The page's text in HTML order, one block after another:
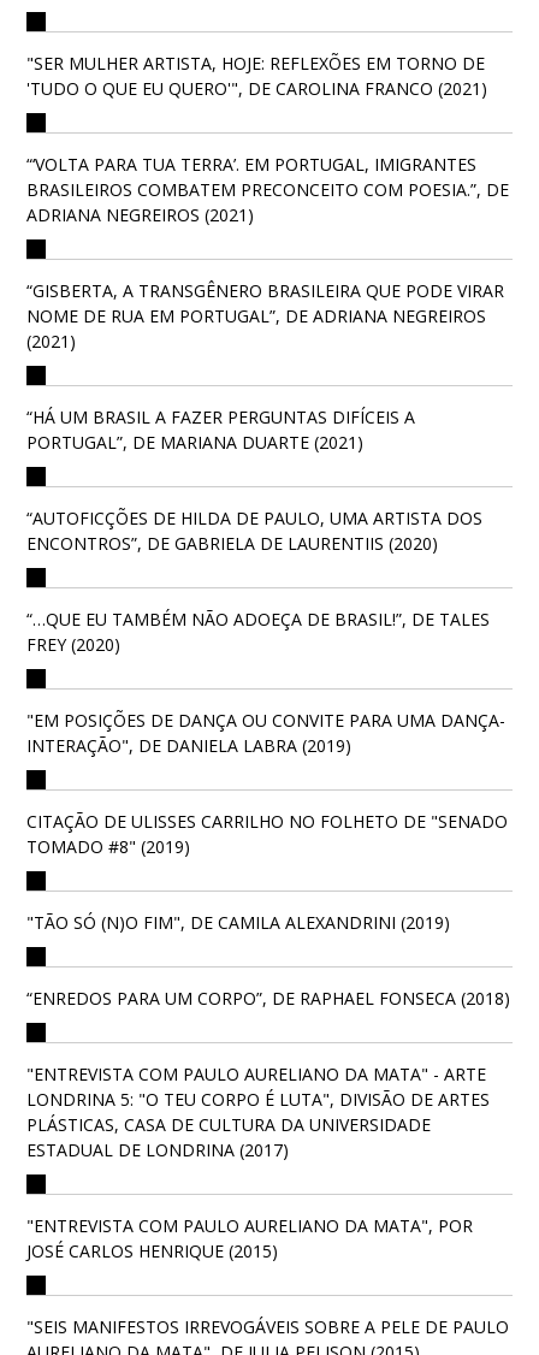
"SER MULHER ARTISTA, HOJE: REFLEXÕES EM TORNO DE
'TUDO O QUE EU QUERO'", DE CAROLINA FRANCO (2021)
“‘VOLTA PARA TUA TERRA’. EM PORTUGAL, IMIGRANTES
BRASILEIROS COMBATEM PRECONCEITO COM POESIA.”, DE
ADRIANA NEGREIROS (2021)
“GISBERTA, A TRANSGÊNERO BRASILEIRA QUE PODE VIRAR
NOME DE RUA EM PORTUGAL”, DE ADRIANA NEGREIROS
(2021)
“HÁ UM BRASIL A FAZER PERGUNTAS DIFÍCEIS A
PORTUGAL”, DE MARIANA DUARTE (2021)
“AUTOFICÇÕES DE HILDA DE PAULO, UMA ARTISTA DOS
ENCONTROS”, DE GABRIELA DE LAURENTIIS (2020)
“…QUE EU TAMBÉM NÃO ADOEÇA DE BRASIL!”, DE TALES
FREY (2020)
"EM POSIÇÕES DE DANÇA OU CONVITE PARA UMA DANÇA-
INTERAÇÃO", DE DANIELA LABRA (2019)
CITAÇÃO DE ULISSES CARRILHO NO FOLHETO DE "SENADO
TOMADO #8" (2019)
"TÃO SÓ (N)O FIM", DE CAMILA ALEXANDRINI (2019)
“ENREDOS PARA UM CORPO”, DE RAPHAEL FONSECA (2018)
"ENTREVISTA COM PAULO AURELIANO DA MATA" - ARTE
LONDRINA 5: "O TEU CORPO É LUTA", DIVISÃO DE ARTES
PLÁSTICAS, CASA DE CULTURA DA UNIVERSIDADE
ESTADUAL DE LONDRINA (2017)
"ENTREVISTA COM PAULO AURELIANO DA MATA", POR
JOSÉ CARLOS HENRIQUE (2015)
"SEIS MANIFESTOS IRREVOGÁVEIS SOBRE A PELE DE PAULO